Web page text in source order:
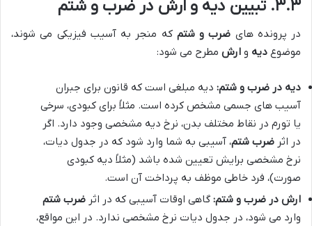
۳.۳. تبیین دیه و ارش در ضرب و شتم
در پرونده های ضرب و شتم که منجر به آسیب فیزیکی می شوند،
موضوع دیه و ارش مطرح می شود:
دیه در ضرب و شتم: دیه مبلغی است که قانون برای جبران
آسیب های جسمی مشخص کرده است. مثلاً برای کبودی، سرخی
یا تورم در نقاط مختلف بدن، نرخ دیه مشخصی وجود دارد. اگر
در اثر ضرب شتم، آسیبی به شما وارد شود که در جدول دیات،
نرخ مشخصی برایش تعیین شده باشد (مثلاً دیه کبودی
صورت)، فرد خاطی موظف به پرداخت آن است.
ارش در ضرب و شتم: گاهی اوقات آسیبی که در اثر ضرب شتم
وارد می شود، در جدول دیات نرخ مشخصی ندارد. در این مواقع،